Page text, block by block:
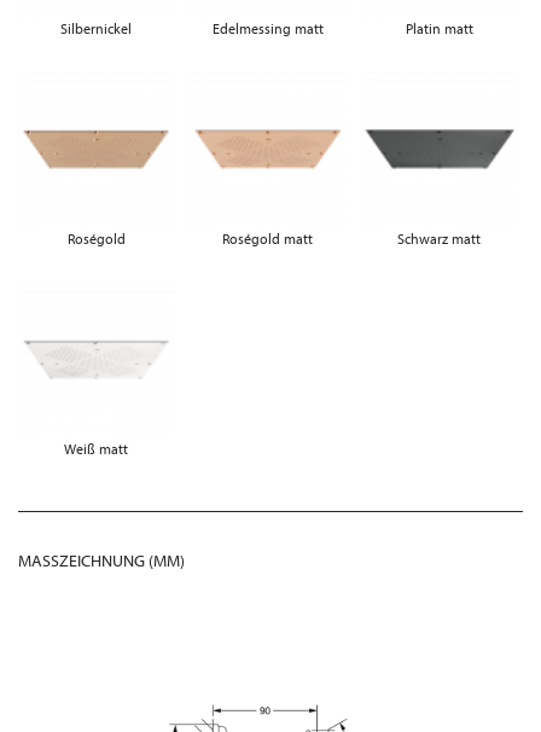
Silbernickel Edelmessing matt Platin matt
Roségold Roségold matt Schwarz matt
Weiß matt
MASSZEICHNUNG (MM)